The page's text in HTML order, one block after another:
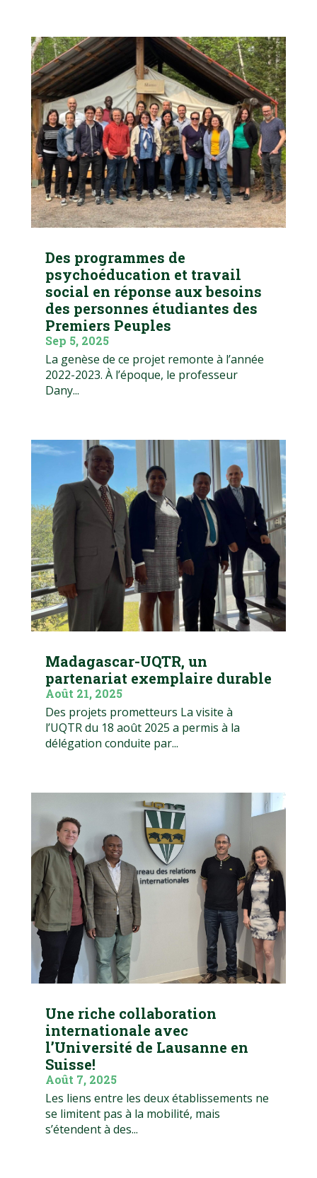
Des programmes de
psychoéducation et travail
social en réponse aux besoins
des personnes étudiantes des
Premiers Peuples
Sep 5, 2025
La genèse de ce projet remonte à l’année
2022-2023. À l’époque, le professeur
Dany...
Madagascar-UQTR, un
partenariat exemplaire durable
Août 21, 2025
Des projets prometteurs La visite à
l’UQTR du 18 août 2025 a permis à la
délégation conduite par...
Une riche collaboration
internationale avec
l’Université de Lausanne en
Suisse!
Août 7, 2025
Les liens entre les deux établissements ne
se limitent pas à la mobilité, mais
s’étendent à des...